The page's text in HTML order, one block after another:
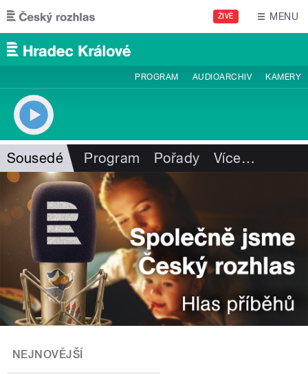
Přejít k hlavnímu obsahu
ŽIVĚ MENU
PROGRAM AUDIOARCHIV KAMERY
Sousedé Program Pořady Více…
NEJNOVĚJŠÍ